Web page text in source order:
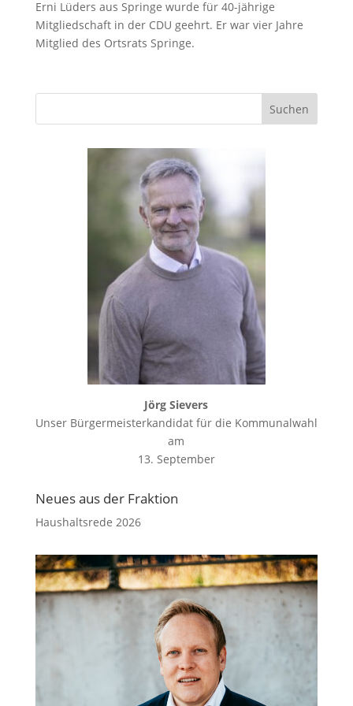
Erni Lüders aus Springe wurde für 40-jährige
Mitgliedschaft in der CDU geehrt. Er war vier Jahre
Mitglied des Ortsrats Springe.
Jörg Sievers
Unser Bürgermeisterkandidat für die Kommunalwahl
am
13. September
Neues aus der Fraktion
Haushaltsrede 2026